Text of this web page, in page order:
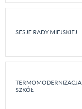
SESJE RADY MIEJSKIEJ
TERMOMODERNIZACJA
SZKÓŁ